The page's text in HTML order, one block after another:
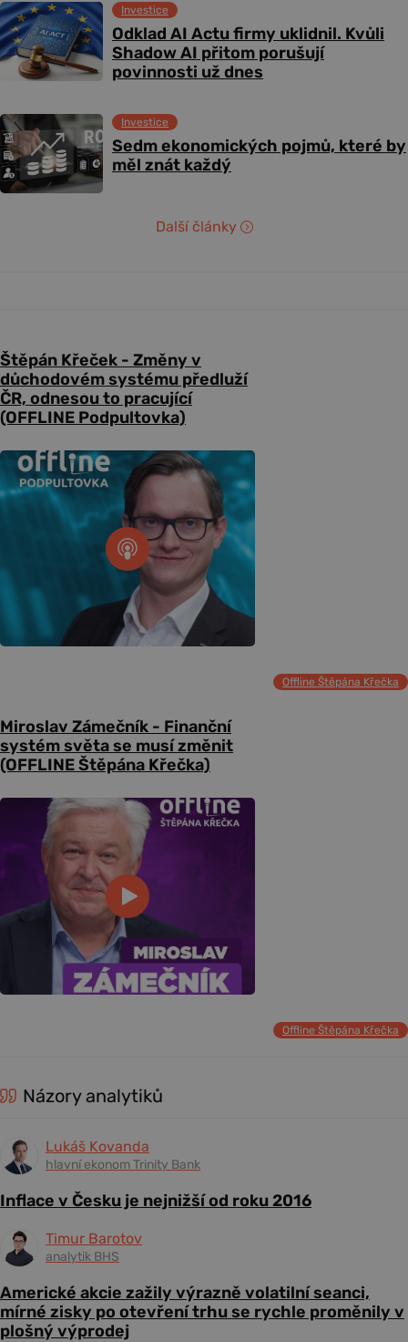
Odklad AI Actu firmy uklidnil. Kvůli
Shadow AI přitom porušují
povinnosti už dnes
Investice
Sedm ekonomických pojmů, které by
měl znát každý
Investice
Další články
Štěpán Křeček - Změny v
důchodovém systému předluží
ČR, odnesou to pracující
(OFFLINE Podpultovka)
Offline Štěpána Křečka
Miroslav Zámečník - Finanční
systém světa se musí změnit
(OFFLINE Štěpána Křečka)
Offline Štěpána Křečka
Názory analytiků
Lukáš Kovanda
hlavní ekonom Trinity Bank
Inflace v Česku je nejnižší od roku 2016
Timur Barotov
analytik BHS
Americké akcie zažily výrazně volatilní seanci,
mírné zisky po otevření trhu se rychle proměnily v
plošný výprodej